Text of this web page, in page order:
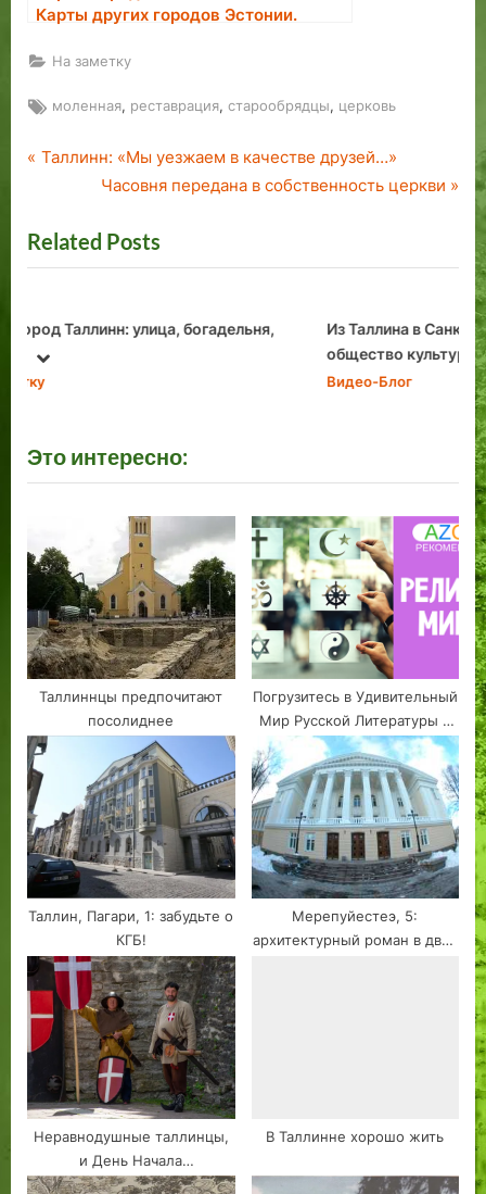
Карты других городов Эстонии.
На заметку
Tags:
моленная, реставрация, старообрядцы, церковь
Навигация
записям
P
v
i
u
s
P
t
Таллинн: «Мы уезжаем в качестве друзей…»
N
x
t
o
Часовня передана в собственность церкви
Related Posts
Из Таллина в Санкт-Петербург: Эстонское
общество культуры в 2024 году. Расширенная
prev
next
Это интересно:
Таллиннцы предпочитают
посолиднее
Погрузитесь в Удивительный
Мир Русской Литературы с
azon.market
Таллин, Пагари, 1: забудьте о
КГБ!
Мерепуйестеэ, 5:
архитектурный роман в двух
Неравнодушные таллинцы,
и День Начала
строительства города
В Таллинне хорошо жить